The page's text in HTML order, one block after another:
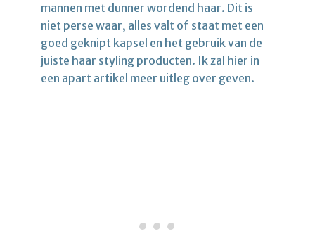
mannen met dunner wordend haar. Dit is
niet perse waar, alles valt of staat met een
goed geknipt kapsel en het gebruik van de
juiste haar styling producten. Ik zal hier in
een apart artikel meer uitleg over geven.